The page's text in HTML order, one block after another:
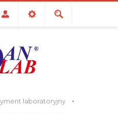
laboratoryjny